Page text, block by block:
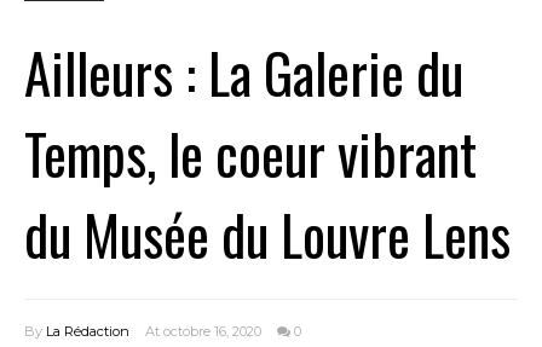
Ailleurs : La Galerie du
Temps, le coeur vibrant
du Musée du Louvre Lens
By La Rédaction At octobre 16, 2020 0